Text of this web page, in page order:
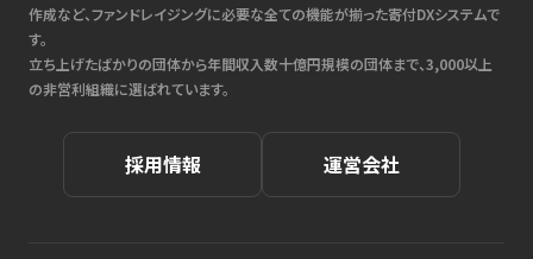
作成など、ファンドレイジングに必要な全ての機能が揃った寄付DXシステムで
す。
立ち上げたばかりの団体から年間収入数十億円規模の団体まで、3,000以上
の非営利組織に選ばれています。
採用情報 運営会社